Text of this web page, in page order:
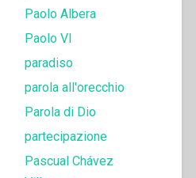
Paolo Albera
Paolo VI
paradiso
parola all'orecchio
Parola di Dio
partecipazione
Pascual Chávez